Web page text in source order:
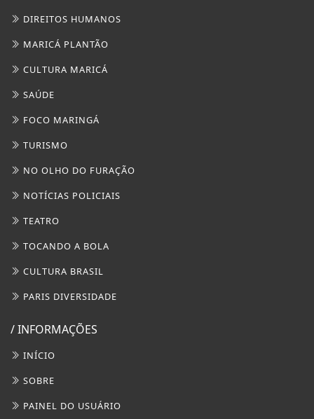
DIREITOS HUMANOS
MARICÁ PLANTÃO
CULTURA MARICÁ
SAÚDE
FOCO MARINGÁ
TURISMO
NO OLHO DO FURAÇÃO
NOTÍCIAS POLICIAIS
TEATRO
TOCANDO A BOLA
CULTURA BRASIL
PARIS DIVERSIDADE
/ INFORMAÇÕES
INÍCIO
SOBRE
PAINEL DO USUÁRIO